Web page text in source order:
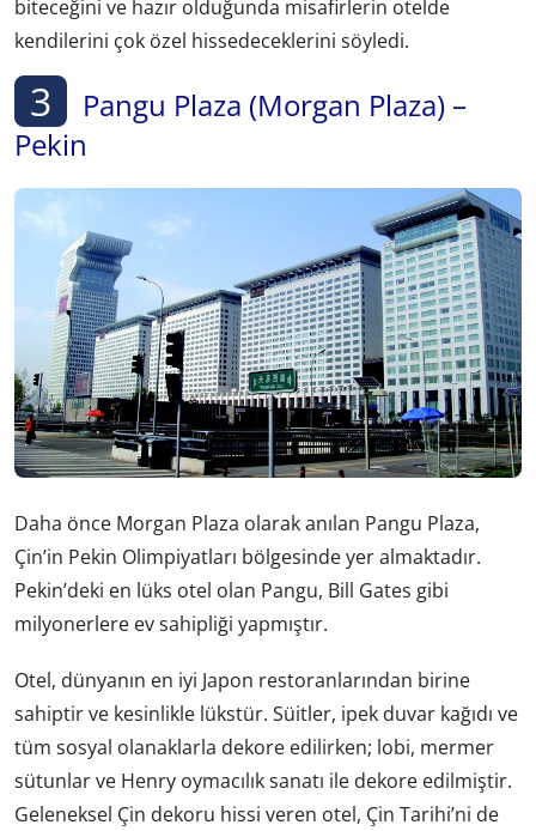
biteceğini ve hazır olduğunda misafirlerin otelde
kendilerini çok özel hissedeceklerini söyledi.
3
Pangu Plaza (Morgan Plaza) –
Pekin
Daha önce Morgan Plaza olarak anılan Pangu Plaza,
Çin’in Pekin Olimpiyatları bölgesinde yer almaktadır.
Pekin’deki en lüks otel olan Pangu, Bill Gates gibi
milyonerlere ev sahipliği yapmıştır.
Otel, dünyanın en iyi Japon restoranlarından birine
sahiptir ve kesinlikle lükstür. Süitler, ipek duvar kağıdı ve
tüm sosyal olanaklarla dekore edilirken; lobi, mermer
sütunlar ve Henry oymacılık sanatı ile dekore edilmiştir.
Geleneksel Çin dekoru hissi veren otel, Çin Tarihi’ni de